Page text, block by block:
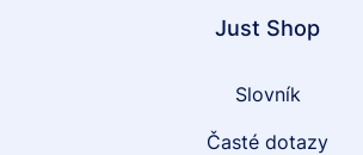
Just Shop
Slovník
Časté dotazy